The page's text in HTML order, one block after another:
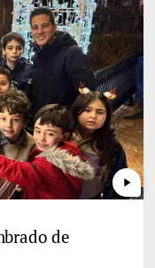
play_arrow
de